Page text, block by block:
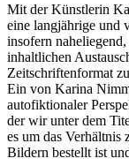
Mit der Künstlerin
eine langjährige und
insofern
inhaltlichen
Zeitschriftenformat
Ein von Karina
autofiktionaler
der wir unter dem
es um das Verhältnis
Bildern bestellt ist